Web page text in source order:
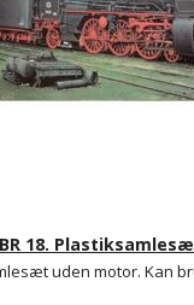
BR 18.
uden motor. Kan